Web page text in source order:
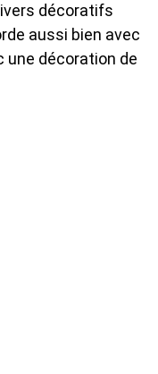
décoratifs
aussi bien avec
une décoration de